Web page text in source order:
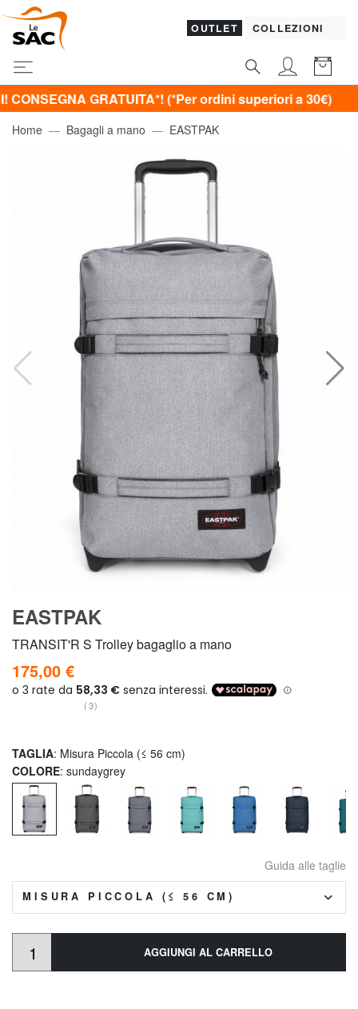
OUTLET COLLEZIONI
GRATUITA*! (*Per ordini superiori a 30€)
Home Bagagli a mano EASTPAK
EASTPAK
TRANSIT'R S Trolley bagaglio a mano
175,00 €
(3)
TAGLIA: Misura Piccola (≤ 56 cm)
COLORE: sundaygrey
Guida alle taglie
MISURA PICCOLA (≤ 56 CM)
AGGIUNGI AL CARRELLO